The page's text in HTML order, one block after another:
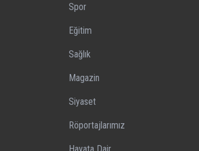
Spor
Eğitim
Sağlık
Magazin
Siyaset
Röportajlarımız